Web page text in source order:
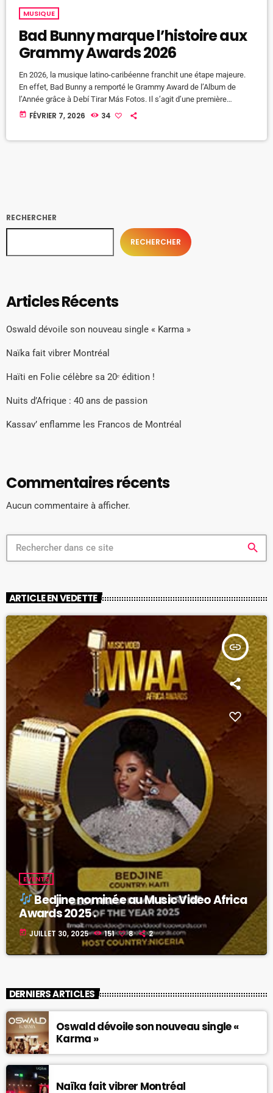
MUSIQUE
Bad Bunny marque l’histoire aux
Grammy Awards 2026
En 2026, la musique latino-caribéenne franchit une étape majeure.
En effet, Bad Bunny a remporté le Grammy Award de l’Album de
l’Année grâce à Debí Tirar Más Fotos. Il s’agit d’une première
historique. Jamais un album entièrement en espagnol n’avait gagné
today FÉVRIER 7, 2026 34
RECHERCHER
RECHERCHER
Articles Récents
Oswald dévoile son nouveau single « Karma »
Naïka fait vibrer Montréal
Haïti en Folie célèbre sa 20ᵉ édition !
Nuits d’Afrique : 40 ans de passion
Kassav’ enflamme les Francos de Montréal
Commentaires récents
Aucun commentaire à afficher.
search
ARTICLE EN VEDETTE
insert_link
EVENTS
Bedjine nominée au Music Video Africa
Awards 2025 .
today JUILLET 30, 2025 151 8 2
DERNIERS ARTICLES
Oswald dévoile son nouveau single «
Karma »
Naïka fait vibrer Montréal